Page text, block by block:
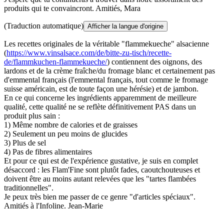
produits qui te convaincront. Amitiés, Mara
(Traduction automatique) Afficher la langue d'origine
Les recettes originales de la véritable "flammekueche" alsacienne
(https://www.vinsalsace.com/de/bitte-zu-tisch/recette-
de/flammkuchen-flammekueche/) contiennent des oignons, des
lardons et de la crème fraîche/du fromage blanc et certainement pas
d'emmental français (l'emmental français, tout comme le fromage
suisse américain, est de toute façon une hérésie) et de jambon.
En ce qui concerne les ingrédients apparemment de meilleure
qualité, cette qualité ne se reflète définitivement PAS dans un
produit plus sain :
1) Même nombre de calories et de graisses
2) Seulement un peu moins de glucides
3) Plus de sel
4) Pas de fibres alimentaires
Et pour ce qui est de l'expérience gustative, je suis en complet
désaccord : les Flam'Fine sont plutôt fades, caoutchouteuses et
doivent être au moins autant relevées que les "tartes flambées
traditionnelles".
Je peux très bien me passer de ce genre "d'articles spéciaux".
Amitiés à l'Infoline. Jean-Marie